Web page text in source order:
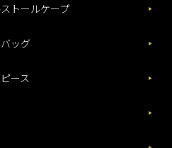
トールケープ
ッグ
ース